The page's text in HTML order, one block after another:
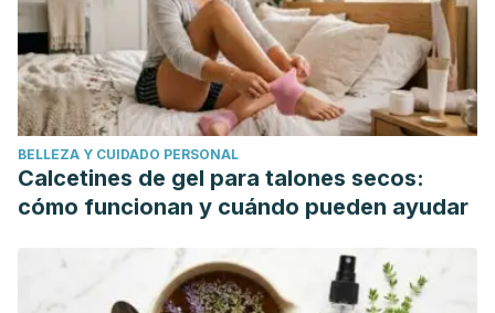
heartburn/
Srivastava, J.K., Shankar, E., & Gupta, S. (2010). Chamomile:
A herbal medicine of the past with a bright future (Review).
Molecular Medicine Reports, 3, 895-901.
https://doi.org/10.3892/mmr.2010.377
BELLEZA Y CUIDADO PERSONAL
Calcetines de gel para talones secos:
cómo funcionan y cuándo pueden ayudar